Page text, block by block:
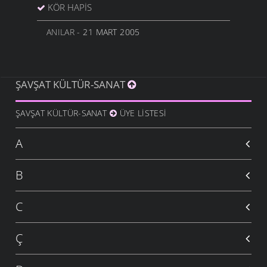
KÖR HAPIS
ANILAR- 21 MART 2005
ŞAVŞAT KÜLTÜR-SANAT
ŞAVŞAT KÜLTÜR-SANAT ÜYE LISTESI
A
B
C
Ç